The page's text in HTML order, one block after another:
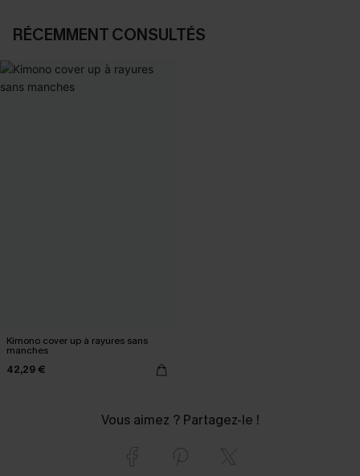
RÉCEMMENT CONSULTÉS
Kimono cover up à rayures sans
manches
42,29 €
Vous aimez ? Partagez-le !